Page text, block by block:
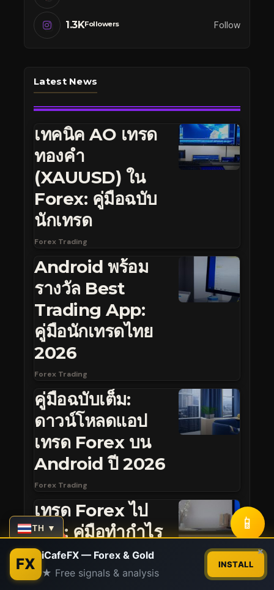
1.3KFollowers Follow
Latest News
เทคนิค AO เทรด
ทองคำ
(XAUUSD) ใน
Forex: คู่มือฉบับ
นักเทรด
Forex Trading
Android พร้อม
รางวัล Best
Trading App:
คู่มือนักเทรดไทย
2026
Forex Trading
คู่มือฉบับเต็ม:
ดาวน์โหลดแอป
เทรด Forex บน
Android ปี 2026
Forex Trading
เทรด Forex ไป
ด้วย: คู่มือทำกำไร
ฉบับมือใหม่ 2026
Forex Trading
TH ▼ 📱
FX iCafeFX — Forex & Gold
★ Free signals & analysis
INSTALL
×
Contact us
Open